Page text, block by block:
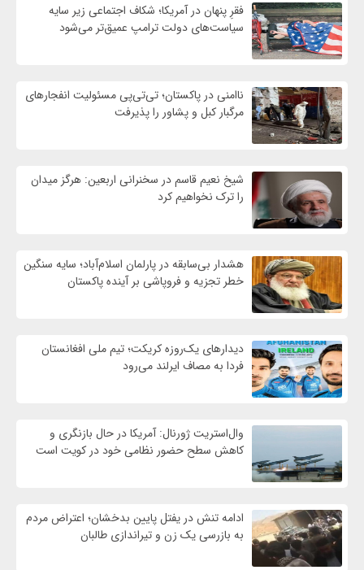
فقرِ پنهان در آمریکا؛ شکاف اجتماعی زیر سایه
سیاست‌های دولت ترامپ عمیق‌تر می‌شود
ناامنی در پاکستان؛ تی‌تی‌پی مسئولیت انفجارهای
مرگبار کبل و پشاور را پذیرفت
شیخ نعیم قاسم در سخنرانی اربعین: هرگز میدان
را ترک نخواهیم کرد
هشدار بی‌سابقه در پارلمان اسلام‌آباد؛ سایه سنگین
خطر تجزیه و فروپاشی بر آینده پاکستان
دیدارهای یک‌روزه کریکت؛ تیم ملی افغانستان
فردا به مصاف ایرلند می‌رود
وال‌استریت ژورنال: آمریکا در حال بازنگری و
کاهش سطح حضور نظامی خود در کویت است
ادامه تنش در یفتل پایین بدخشان؛ اعتراض مردم
به بازرسی یک زن و تیراندازی طالبان